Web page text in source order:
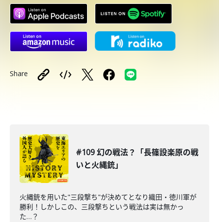
Share
#109 幻の戦法？「長篠設楽原の戦
いと火縄銃」
火縄銃を用いた"三段撃ち"が決めてとなり織田・徳川軍が
勝利！しかしこの、三段撃ちという戦法は実は無かっ
た…？